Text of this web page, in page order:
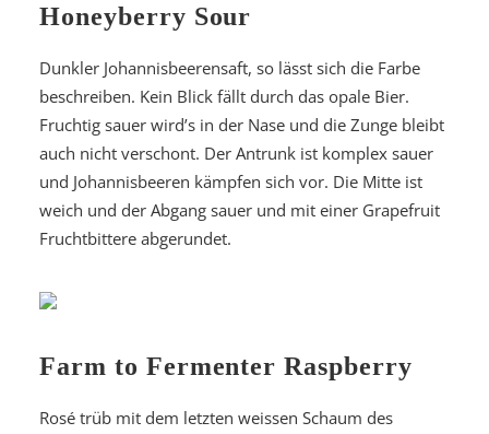
Honeyberry Sour
Dunkler Johannisbeerensaft, so lässt sich die Farbe
beschreiben. Kein Blick fällt durch das opale Bier.
Fruchtig sauer wird’s in der Nase und die Zunge bleibt
auch nicht verschont. Der Antrunk ist komplex sauer
und Johannisbeeren kämpfen sich vor. Die Mitte ist
weich und der Abgang sauer und mit einer Grapefruit
Fruchtbittere abgerundet.
Farm to Fermenter Raspberry
Rosé trüb mit dem letzten weissen Schaum des